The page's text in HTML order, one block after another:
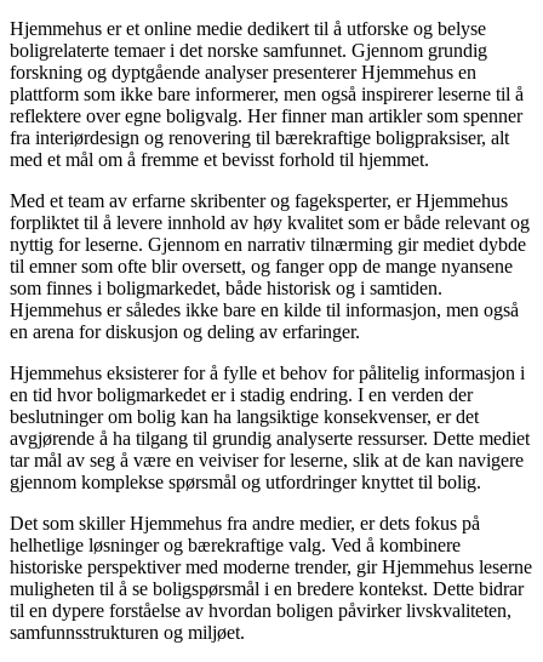
Hjemmehus er et online medie dedikert til å utforske og belyse
boligrelaterte temaer i det norske samfunnet. Gjennom grundig
forskning og dyptgående analyser presenterer Hjemmehus en
plattform som ikke bare informerer, men også inspirerer leserne til å
reflektere over egne boligvalg. Her finner man artikler som spenner
fra interiørdesign og renovering til bærekraftige boligpraksiser, alt
med et mål om å fremme et bevisst forhold til hjemmet.
Med et team av erfarne skribenter og fageksperter, er Hjemmehus
forpliktet til å levere innhold av høy kvalitet som er både relevant og
nyttig for leserne. Gjennom en narrativ tilnærming gir mediet dybde
til emner som ofte blir oversett, og fanger opp de mange nyansene
som finnes i boligmarkedet, både historisk og i samtiden.
Hjemmehus er således ikke bare en kilde til informasjon, men også
en arena for diskusjon og deling av erfaringer.
Hjemmehus eksisterer for å fylle et behov for pålitelig informasjon i
en tid hvor boligmarkedet er i stadig endring. I en verden der
beslutninger om bolig kan ha langsiktige konsekvenser, er det
avgjørende å ha tilgang til grundig analyserte ressurser. Dette mediet
tar mål av seg å være en veiviser for leserne, slik at de kan navigere
gjennom komplekse spørsmål og utfordringer knyttet til bolig.
Det som skiller Hjemmehus fra andre medier, er dets fokus på
helhetlige løsninger og bærekraftige valg. Ved å kombinere
historiske perspektiver med moderne trender, gir Hjemmehus leserne
muligheten til å se boligspørsmål i en bredere kontekst. Dette bidrar
til en dypere forståelse av hvordan boligen påvirker livskvaliteten,
samfunnsstrukturen og miljøet.